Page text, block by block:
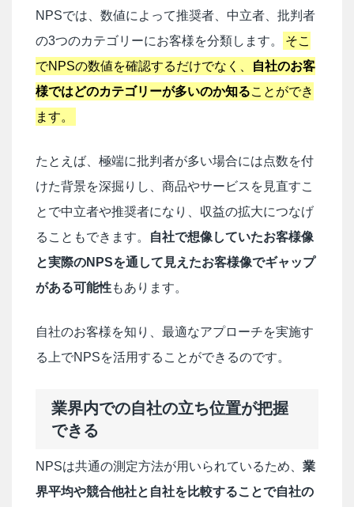
NPSでは、数値によって推奨者、中立者、批判者
の3つのカテゴリーにお客様を分類します。
そこ
でNPSの数値を確認するだけでなく、
自社のお客
様ではどのカテゴリーが多いのか知ることができ
ます。
たとえば、極端に批判者が多い場合には点数を付
けた背景を深掘りし、商品やサービスを見直すこ
とで中立者や推奨者になり、収益の拡大につなげ
ることもできます。
自社で想像していたお客様像
と実際のNPSを通して見えたお客様像でギャップ
がある可能性もあります。
自社のお客様を知り、最適なアプローチを実施す
る上でNPSを活用することができるのです。
業界内での自社の立ち位置が把握
できる
NPSは共通の測定方法が用いられているため、 業
界平均や競合他社と自社を比較することで自社の